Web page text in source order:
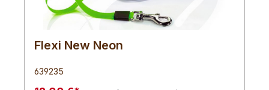
Flexi New Neon
639235